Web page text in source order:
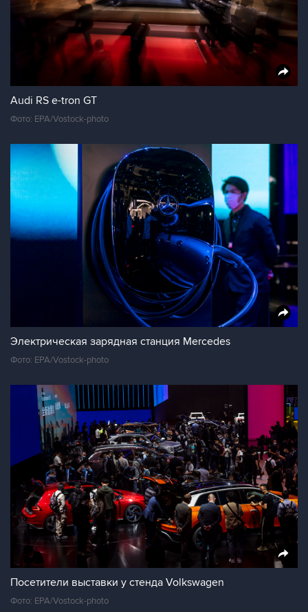
Audi RS e-tron GT
Фото: EPA/Vostock-photo
Электрическая зарядная станция Mercedes
Фото: EPA/Vostock-photo
Посетители выставки у стенда Volkswagen
Фото: EPA/Vostock-photo